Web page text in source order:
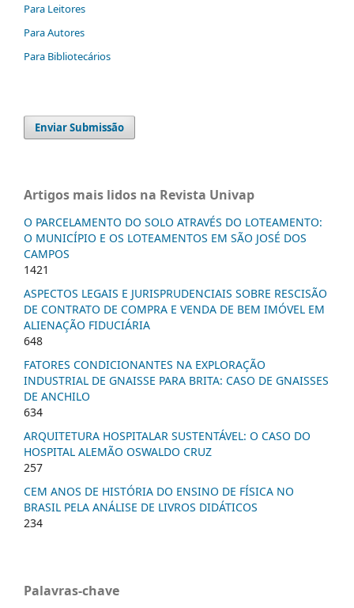
Para Leitores
Para Autores
Para Bibliotecários
Enviar Submissão
Artigos mais lidos na Revista Univap
O PARCELAMENTO DO SOLO ATRAVÉS DO LOTEAMENTO:
O MUNICÍPIO E OS LOTEAMENTOS EM SÃO JOSÉ DOS
CAMPOS
1421
ASPECTOS LEGAIS E JURISPRUDENCIAIS SOBRE RESCISÃO
DE CONTRATO DE COMPRA E VENDA DE BEM IMÓVEL EM
ALIENAÇÃO FIDUCIÁRIA
648
FATORES CONDICIONANTES NA EXPLORAÇÃO
INDUSTRIAL DE GNAISSE PARA BRITA: CASO DE GNAISSES
DE ANCHILO
634
ARQUITETURA HOSPITALAR SUSTENTÁVEL: O CASO DO
HOSPITAL ALEMÃO OSWALDO CRUZ
257
CEM ANOS DE HISTÓRIA DO ENSINO DE FÍSICA NO
BRASIL PELA ANÁLISE DE LIVROS DIDÁTICOS
234
Palavras-chave